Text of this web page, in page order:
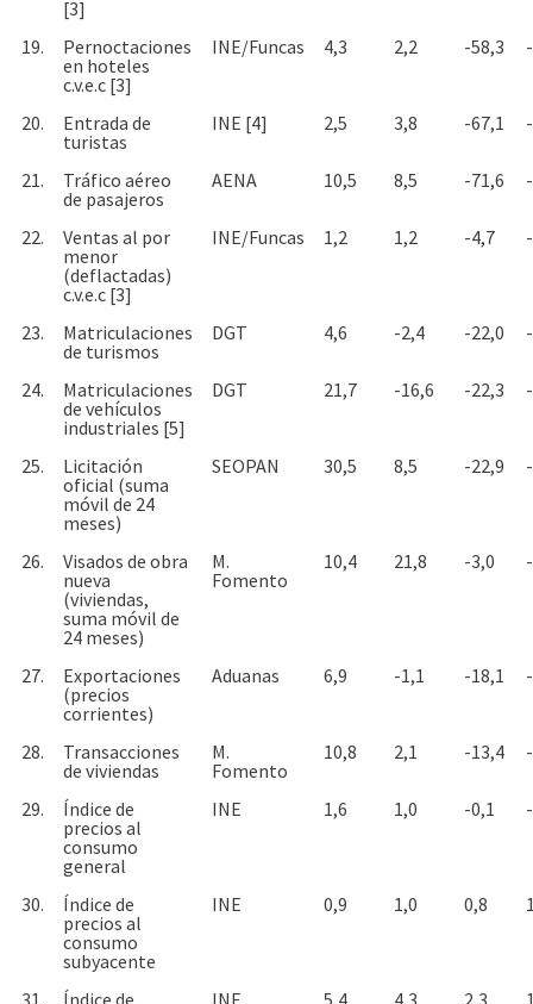
[3]
19.
Pernoctaciones
en hoteles
c.v.e.c [3]
INE/Funcas 4,3 2,2 -58,3
20.
Entrada de
turistas
INE [4] 2,5 3,8 -67,1
21.
Tráfico aéreo
de pasajeros
AENA 10,5 8,5 -71,6
22.
Ventas al por
menor
(deflactadas)
c.v.e.c [3]
INE/Funcas 1,2 1,2 -4,7
23.
Matriculaciones
de turismos
DGT 4,6 -2,4 -22,0
24.
Matriculaciones
de vehículos
industriales [5]
DGT 21,7 -16,6 -22,3
25.
Licitación
oficial (suma
móvil de 24
meses)
SEOPAN 30,5 8,5 -22,9
26.
Visados de obra
nueva
(viviendas,
suma móvil de
24 meses)
M.
Fomento
10,4 21,8 -3,0
27.
Exportaciones
(precios
corrientes)
Aduanas 6,9 -1,1 -18,1
28.
Transacciones
de viviendas
M.
Fomento
10,8 2,1 -13,4
29.
Índice de
precios al
consumo
general
INE 1,6 1,0 -0,1
30.
Índice de
precios al
consumo
subyacente
INE 0,9 1,0 0,8
31.
Índice de
INE 5,4 4,3 2,3